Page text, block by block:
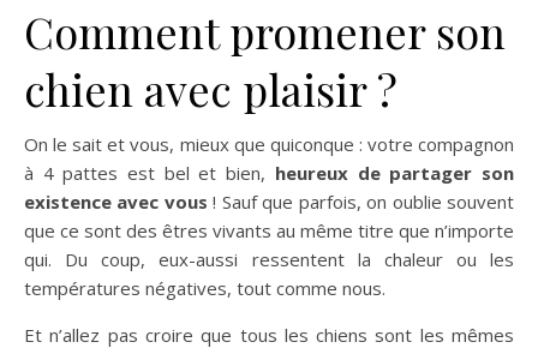
Comment promener son
chien avec plaisir ?
On le sait et vous, mieux que quiconque : votre compagnon
à 4 pattes est bel et bien, heureux de partager son
existence avec vous ! Sauf que parfois, on oublie souvent
que ce sont des êtres vivants au même titre que n’importe
qui. Du coup, eux-aussi ressentent la chaleur ou les
températures négatives, tout comme nous.
Et n’allez pas croire que tous les chiens sont les mêmes